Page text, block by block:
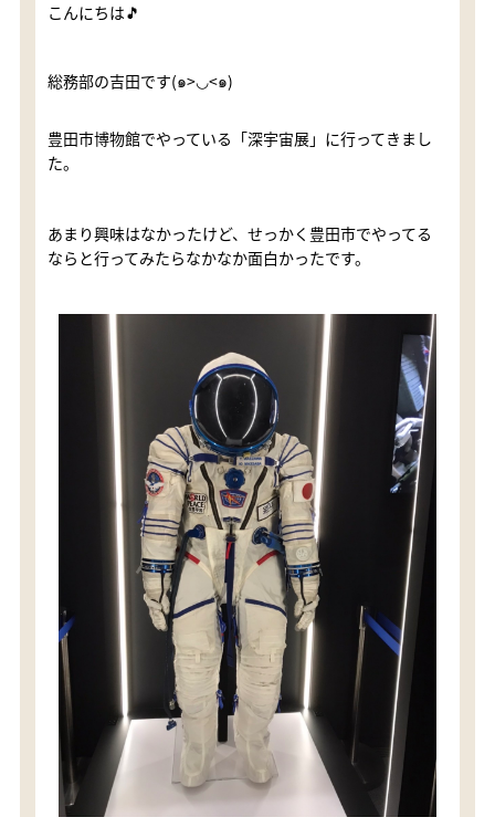
こんにちは🎵
総務部の吉田です(๑>◡<๑)
豊田市博物館でやっている「深宇宙展」に行ってきまし
た。
あまり興味はなかったけど、せっかく豊田市でやってる
ならと行ってみたらなかなか面白かったです。